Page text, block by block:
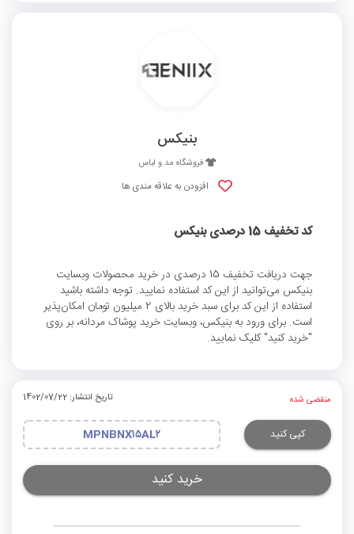
بنیکس
فروشگاه مد و لباس
افزودن به علاقه مندی ها
کد تخفیف 15 درصدی بنیکس
جهت دریافت تخفیف 15 درصدی در خرید محصولات وبسایت
بنیکس می‌توانید از این کد استفاده نمایید. توجه داشته باشید
استفاده از این کد برای سبد خرید بالای 2 میلیون تومان امکان‌پذیر
است. برای ورود به بنیکس، وبسایت خرید پوشاک مردانه، بر روی
"خرید کنید" کلیک نمایید.
منقضی شده تاریخ انتشار: 1402/07/22
کپی کنید MPNBNX۱۵AL۲
خرید کنید